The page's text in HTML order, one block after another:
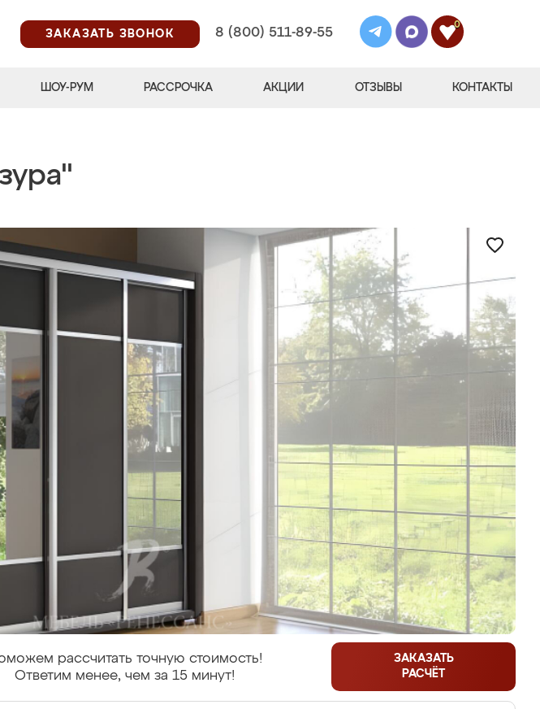
ЗАКАЗАТЬ ЗВОНОК
8 (800) 511-89-55
0
ШОУ-РУМ РАССРОЧКА АКЦИИ ОТЗЫВЫ КОНТАКТЫ
рассчитать точную стоимость!
Ответим менее, чем за 15 минут!
ЗАКАЗАТЬ
РАСЧЁТ